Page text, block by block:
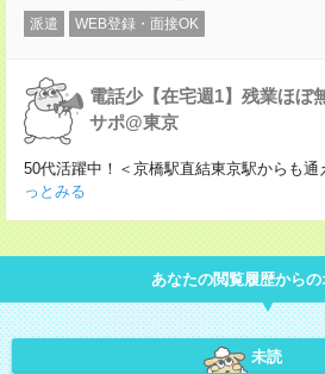
派遣 WEB登録・面接OK
電話少【在宅週1】残業ほぼ
サポ@東京
50代活躍中！＜京橋駅直結東京駅からも通
っとみる
あなたの閲覧履歴からの
未読